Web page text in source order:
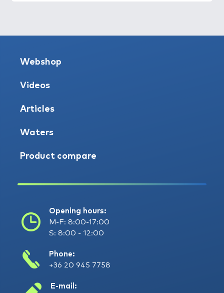
Webshop
Videos
Articles
Waters
Product compare
Opening hours:
M-F: 8:00-17:00
S: 8:00 - 12:00
Phone:
+36 20 945 7758
E-mail: